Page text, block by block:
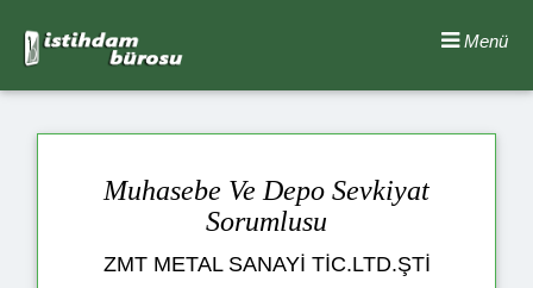
Menü
Muhasebe Ve Depo Sevkiyat
Sorumlusu
ZMT METAL SANAYİ TİC.LTD.ŞTİ